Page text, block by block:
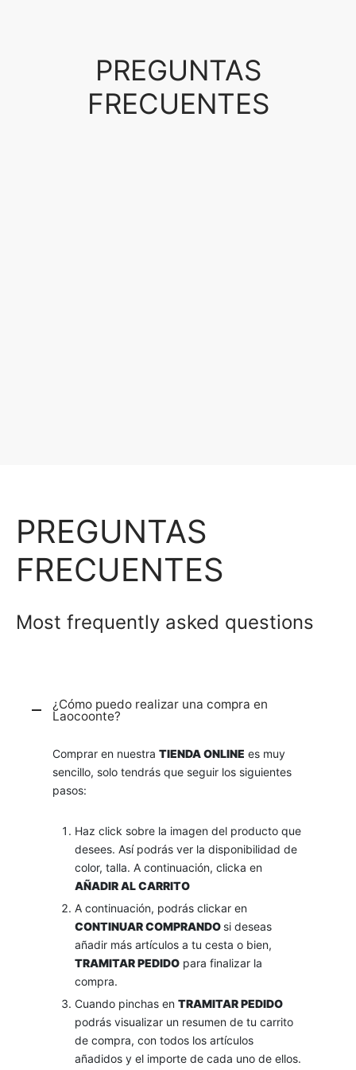
PREGUNTAS
FRECUENTES
PREGUNTAS
FRECUENTES
Most frequently asked questions
¿Cómo puedo realizar una compra en
Laocoonte?
Comprar en nuestra TIENDA ONLINE es muy
sencillo, solo tendrás que seguir los siguientes
pasos:
Haz click sobre la imagen del producto que
desees. Así podrás ver la disponibilidad de
color, talla. A continuación, clicka en
AÑADIR AL CARRITO
A continuación, podrás clickar en
CONTINUAR COMPRANDO si deseas
añadir más artículos a tu cesta o bien,
TRAMITAR PEDIDOpara finalizar la
compra.
Cuando pinchas en TRAMITAR PEDIDO
podrás visualizar un resumen de tu carrito
de compra, con todos los artículos
añadidos y el importe de cada uno de ellos.